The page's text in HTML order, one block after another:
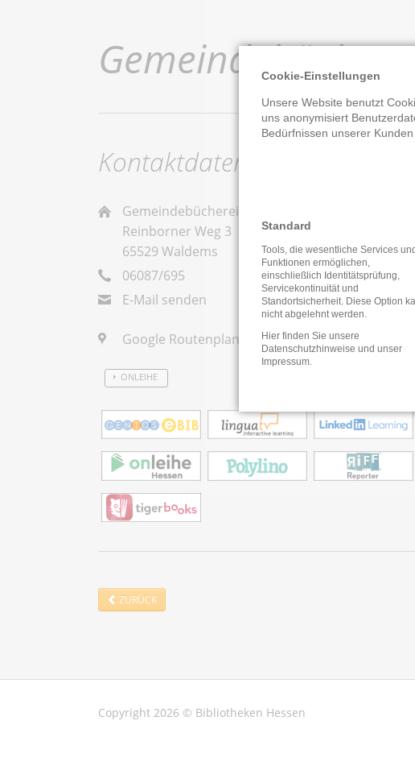
Kontaktdaten
Gemeindebücherei Waldems-Niederems
Reinborner Weg 3
65529 Waldems
06087/695
E-Mail senden
Google Routenplaner
ONLEIHE
ZURÜCK
Copyright 2026 © Bibliotheken Hessen
Cookie-Einstellungen
Unsere Website benutzt
uns anonymisiert
Bedürfnissen unserer Kunden
Standard
Tools, die wesentliche Services
Funktionen ermöglichen,
einschließlich Identitätsprüfung,
Servicekontinuität und
Standortsicherheit. Diese Option
nicht abgelehnt werden.
Hier finden Sie unsere
Datenschutzhinweise und unser
Impressum.